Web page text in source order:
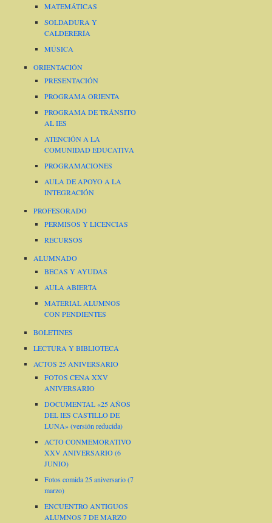
MATEMÁTICAS
SOLDADURA Y
CALDERERÍA
MÚSICA
ORIENTACIÓN
PRESENTACIÓN
PROGRAMA ORIENTA
PROGRAMA DE TRÁNSITO
AL IES
ATENCIÓN A LA
COMUNIDAD EDUCATIVA
PROGRAMACIONES
AULA DE APOYO A LA
INTEGRACIÓN
PROFESORADO
PERMISOS Y LICENCIAS
RECURSOS
ALUMNADO
BECAS Y AYUDAS
AULA ABIERTA
MATERIAL ALUMNOS
CON PENDIENTES
BOLETINES
LECTURA Y BIBLIOTECA
ACTOS 25 ANIVERSARIO
FOTOS CENA XXV
ANIVERSARIO
DOCUMENTAL «25 AÑOS
DEL IES CASTILLO DE
LUNA» (versión reducida)
ACTO CONMEMORATIVO
XXV ANIVERSARIO (6
JUNIO)
Fotos comida 25 aniversario (7
marzo)
ENCUENTRO ANTIGUOS
ALUMNOS 7 DE MARZO